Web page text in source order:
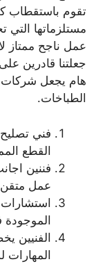
تقوم باستقطاب
مستلزماتها التي
عمل ناجح ممتاز
جعلتنا قادرين
هام يجعل شركات
الطباخات.
فني
القطع
فننين
عمل متقن
استشارات
الموجودة
الفنيين
المهارات